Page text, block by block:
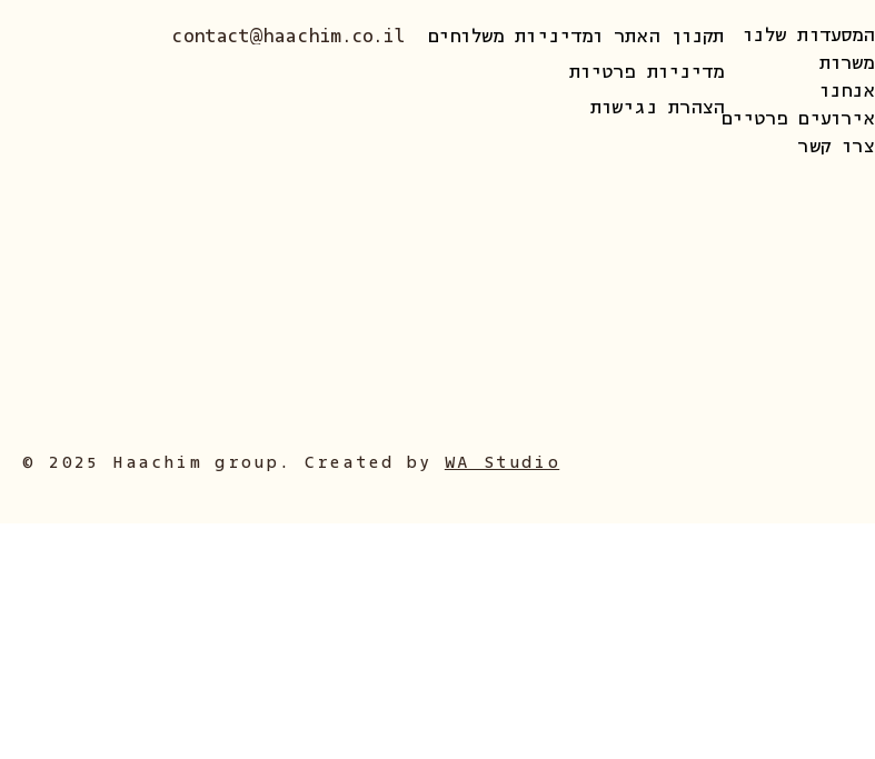
המסעדות שלנו
משרות
אנחנו
אירועים פרטיים
צרו קשר
תקנון האתר ומדיניות משלוחים
מדיניות פרטיות
הצהרת נגישות
contact@haachim.co.il
© 2025 Haachim group. Created by WA Studio